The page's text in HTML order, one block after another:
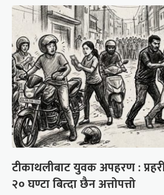
टीकाथलीबाट युवक अपहरण :
२० घण्टा बित्दा छैन अत्तोपत्तो